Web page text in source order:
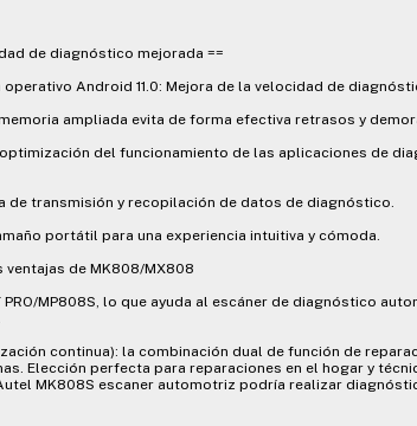
de diagnóstico mejorada ==
Android 11.0: Mejora de la velocidad de
memoria ampliada evita de forma efectiva retrasos y
optimización del funcionamiento de las aplicaciones de
de transmisión y recopilación de datos de diagnóstico.
portátil para una experiencia intuitiva y cómoda.
de MK808/MX808
MP808S, lo que ayuda al escáner de diagnóstico
continua): la combinación dual de función de
Elección perfecta para reparaciones en el hogar y
MK808S escaner automotriz podría realizar